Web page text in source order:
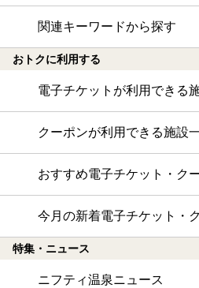
関連キーワードから探す
おトクに利用する
電子チケットが利用できる
クーポンが利用できる施設
おすすめ電子チケット・ク
今月の新着電子チケット・
特集・ニュース
ニフティ温泉ニュース